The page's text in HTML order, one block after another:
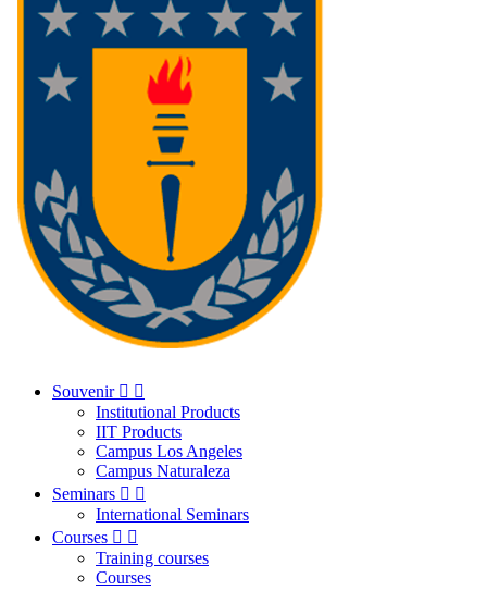
Souvenir  
Institutional Products
IIT Products
Campus Los Angeles
Campus Naturaleza
Seminars  
International Seminars
Courses  
Training courses
Courses